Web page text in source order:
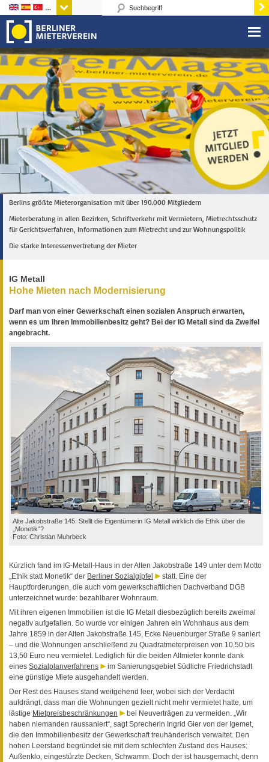
Sprachen
Berlins größte Mieterorganisation mit über 190.000 Mitgliedern
Mieterberatung in allen Bezirken, Schriftverkehr mit Vermietern, Mietrechtsschutz
für Gerichtsverfahren, Informationen zum Mietrecht und zur Wohnungspolitik
Die starke Interessenvertretung der Mieter
IG Metall
Hohe Mieten nach Modernisierung
Darf man von einer Gewerkschaft einen sozialen Anspruch erwarten,
wenn es um ihren Immobilienbesitz geht? Bei der IG Metall sind da Zweifel
angebracht.
Alte Jakobstraße 145: Stellt die Eigentümerin IG Metall wirklich die Ethik über die
„Monetik“?
Foto: Christian Muhrbeck
Kürzlich fand im IG-Metall-Haus in der Alten Jakobstraße 149 unter dem Motto
„Ethik statt Monetik“ der Berliner Sozialgipfel
statt. Eine der
Hauptforderungen, die auch vom gewerkschaftlichen Dachverband DGB
unterzeichnet wurde: bezahlbarer Wohnraum.
Mit ihren eigenen Immobilien ist die IG Metall diesbezüglich bereits zweimal
negativ aufgefallen. So wurde vor einigen Jahren ein Wohnhaus aus dem
Jahre 1859 in der Alten Jakobstraße 145, Ecke Neuenburger Straße 9 saniert
– und die Wohnungen anschließend zu Quadratmeterpreisen von 10,50 bis
13,50 Euro neu vermietet. Lediglich für die beiden Altmieter konnte dank
eines Sozialplanverfahrens
im Sanierungsgebiet Südliche Friedrichstadt
eine günstige Miete ausgehandelt werden.
Der Rest des Hauses stand weitgehend leer, wobei sich der Verdacht
aufdrängt, dass man die Wohnungen gezielt nicht mehr vermietet hatte, um
lästige Mietpreisbeschränkungen
bei Neuverträgen zu vermeiden. „Wir
haben niemanden raussaniert“, sagt Sprecherin Ingrid Gier von der Igemet,
die den Immobilienbesitz der Gewerkschaft treuhänderisch verwaltet. Den
hohen Leerstand begründet sie mit dem schlechten Zustand des Hauses:
Außenklo, eingestürzte Decken, Schwamm. Doch der ist hausgemacht, denn